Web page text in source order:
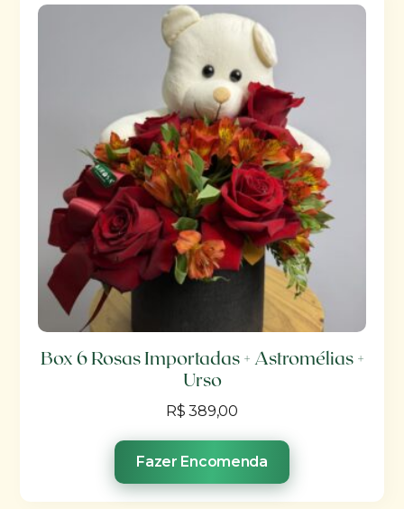
Box 6 Rosas Importadas + Astromélias +
Urso
R$ 389,00
Fazer Encomenda